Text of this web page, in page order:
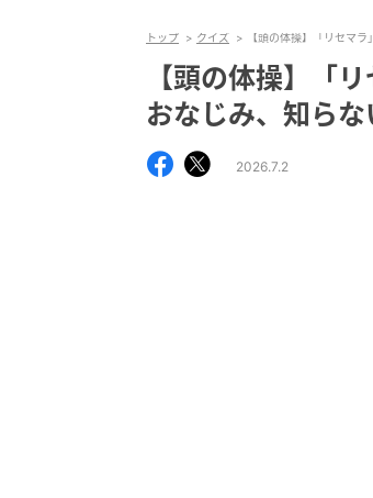
トップ クイズ 【頭の体操】「リセマ
【頭の体操】「
おなじみ、知ら
2026.7.2